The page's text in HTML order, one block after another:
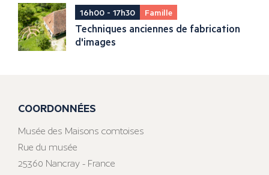
16h00 - 17h30 Famille
Techniques anciennes de fabrication
d'images
COORDONNÉES
Musée des Maisons comtoises
Rue du musée
25360 Nancray - France